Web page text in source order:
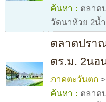
ค้นหา : ตลาด
วัดนาห้วย 2น้ำ
ตลาดปรา
ตร.ม. 2นอ
ภาคตะวันตก >
ค้นหา : ตลาด